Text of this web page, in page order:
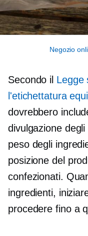
Negozio
Secondo il Legge
l'etichettatura equi
dovrebbero
divulgazione
peso degli
posizione del
confezionati.
ingredienti,
procedere fino a